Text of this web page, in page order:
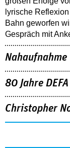
lyrische
Bahn geworfen
Gespräch mit
80 Jahre DEFA
Christopher